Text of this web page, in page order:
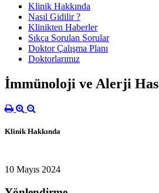
Klinik Hakkında
Nasıl Gidilir ?
Klinikten Haberler
Sıkça Sorulan Sorular
Doktor Çalışma Planı
Doktorlarımız
İmmünoloji ve Alerji
Klinik Hakkında
10 Mayıs 2024